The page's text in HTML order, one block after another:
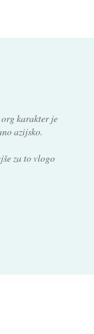
karakter je
azijsko.
za to vlogo